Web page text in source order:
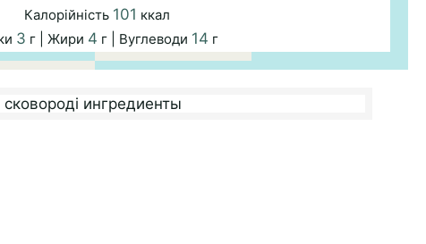
Калорійність 101 ккал
3 г | Жири 4 г | Вуглеводи 14 г